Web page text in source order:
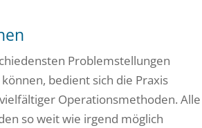
Problemstellungen
bedient sich die Praxis
Operationsmethoden. Alle
so weit wie irgend möglich